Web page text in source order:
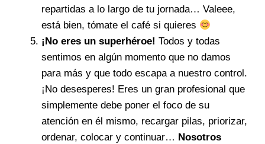
repartidas a lo largo de tu jornada… Valeee,
está bien, tómate el café si quieres
¡No eres un superhéroe! Todos y todas
sentimos en algún momento que no damos
para más y que todo escapa a nuestro control.
¡No desesperes! Eres un gran profesional que
simplemente debe poner el foco de su
atención en él mismo, recargar pilas, priorizar,
ordenar, colocar y continuar… Nosotros